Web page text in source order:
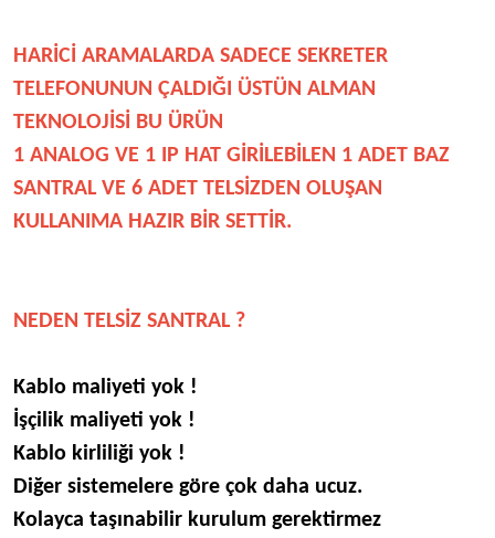
HARİCİ ARAMALARDA SADECE SEKRETER
TELEFONUNUN ÇALDIĞI ÜSTÜN ALMAN
TEKNOLOJİSİ BU ÜRÜN
1 ANALOG VE 1 IP HAT GİRİLEBİLEN 1 ADET BAZ
SANTRAL VE 6 ADET TELSİZDEN OLUŞAN
KULLANIMA HAZIR BİR SETTİR.
NEDEN TELSİZ SANTRAL ?
Kablo maliyeti yok !
İşçilik maliyeti yok !
Kablo kirliliği yok !
Diğer sistemelere göre çok daha ucuz.
Kolayca taşınabilir kurulum gerektirmez